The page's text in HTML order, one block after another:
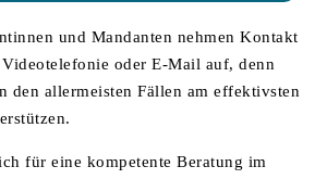
und Mandanten nehmen Kontakt
oder E-Mail auf, denn
den allermeisten Fällen am effektivsten
für eine kompetente Beratung im